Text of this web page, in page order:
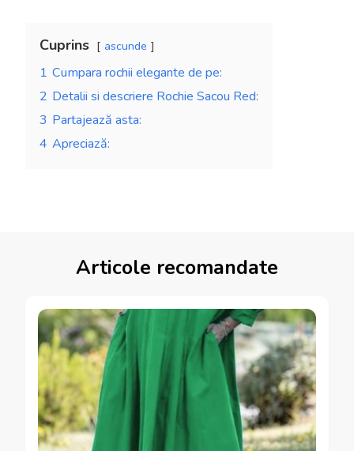
Cuprins ascunde
1 Cumpara rochii elegante de pe:
2 Detalii si descriere Rochie Sacou Red:
3 Partajează asta:
4 Apreciază:
Articole recomandate